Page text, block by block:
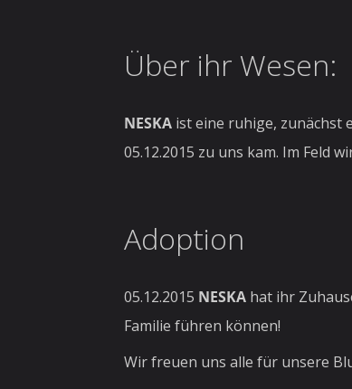
Über ihr Wesen:
NESKA ist eine ruhige, zunächst
05.12.2015 zu uns kam. Im Feld
Adoption
05.12.2015 NESKA hat ihr
Familie führen können!
Wir freuen uns alle für unsere